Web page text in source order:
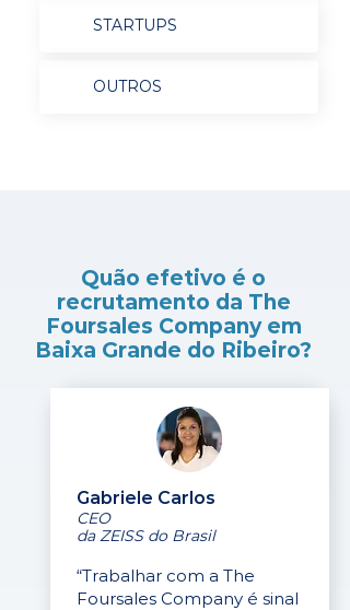
STARTUPS
OUTROS
Quão efetivo é o
recrutamento da The
Foursales Company em
Baixa Grande do Ribeiro?
Gabriele Carlos
CEO
da ZEISS do Brasil
“Trabalhar com a The
Foursales Company é sinal